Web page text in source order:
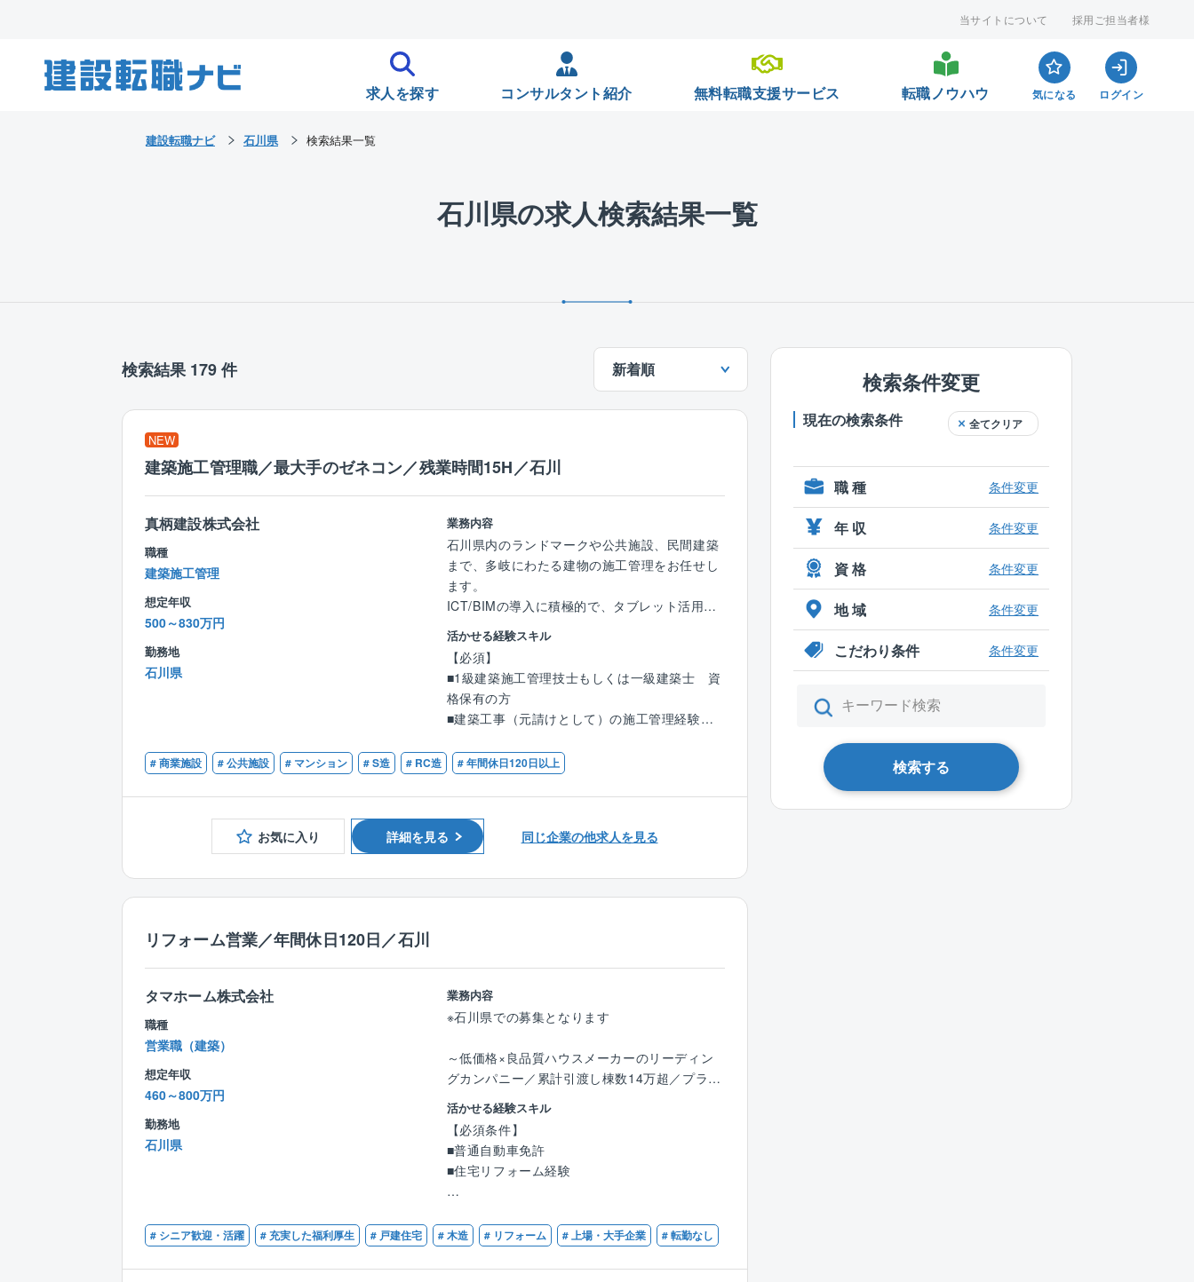
当サイトについて 採用ご担当者様
求人を探す コンサルタント紹介 無料転職支援サービス 転職ノウハウ 気になる ログイン
石川県の求人検索結果一覧
検索結果 179 件 新着順
NEW
建築施工管理職／最大手のゼネコン／残業時間15H／石川
真柄建設株式会社
職種
建築施工管理
想定年収
500～830万円
勤務地
石川県
業務内容
石川県内のランドマークや公共施設、民間建築
まで、多岐にわたる建物の施工管理をお任せし
ます。
ICT/BIMの導入に積極的で、タブレット活用や
ドローン測量など、現場の生産性向上に全社で
取り組んでいます。
【具体的な仕事内容】
■工事主任の場合：図面、工程、業者選定、仮
設計画、計画表作成、品質・安全管理など
■現場所長の場合：客先対応、予算組み、社内
【取り扱い物件】
備等
■社風
し合い、現場改善に取り組んでいます。仕事と
育児の両立支援にも注力し、休暇取得や振替休
みん認定」を取得しています。
活かせる経験スキル
【必須】
■1級建築施工管理技士もしくは一級建築士 資
格保有の方
■建築工事（元請けとして）の施工管理経験が5
# 商業施設 # 公共施設 # マンション # S造 # RC造 # 年間休日120日以上
お気に入り 詳細を見る 同じ企業の他求人を見る
リフォーム営業／年間休日120日／石川
タマホーム株式会社
職種
営業職（建築）
想定年収
460～800万円
勤務地
石川県
業務内容
※石川県での募集となります
～低価格×良品質ハウスメーカーのリーディン
グカンパニー／累計引渡し棟数14万超／プライ
ム上場／残業月10～20h程度／充実の福利厚生
◎／年休120日～
■業務詳細：
メンテナンス、リフォーム工事等のご提案を行
うお仕事です。
同社で建築されたお施主様に対して、住宅を長
持ちさせる工事やリフォーム工事のご提案（保
活かせる経験スキル
【必須条件】
■普通自動車免許
■住宅リフォーム経験
■１級建築施工管理技士または一級建築士の資
格をお持ちの方
■２級建築施工管理技士や、二級建築士の資格
# シニア歓迎・活躍 # 充実した福利厚生 # 戸建住宅 # 木造 # リフォーム # 上場・大手企業 # 転勤なし
検索条件変更
現在の検索条件 全てクリア
職 種 条件変更
年 収 条件変更
資 格 条件変更
地 域 条件変更
こだわり条件 条件変更
検索する
建設転職ナビ 石川県 検索結果一覧